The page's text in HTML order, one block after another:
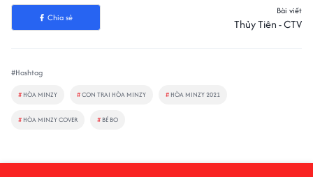
Chia sẻ
Bài viết
Thủy Tiên - CTV
#Hashtag
# HÒA MINZY #CON TRAI HÒA MINZY # HÒA MINZY 2021
# HÒA MINZY COVER # BÉ BO